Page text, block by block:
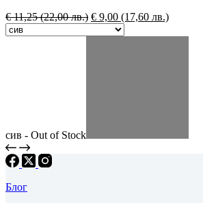
€11,25(22,00 лв.) € 9,00 (17,60 лв.)
сив - Out of Stock
Блог